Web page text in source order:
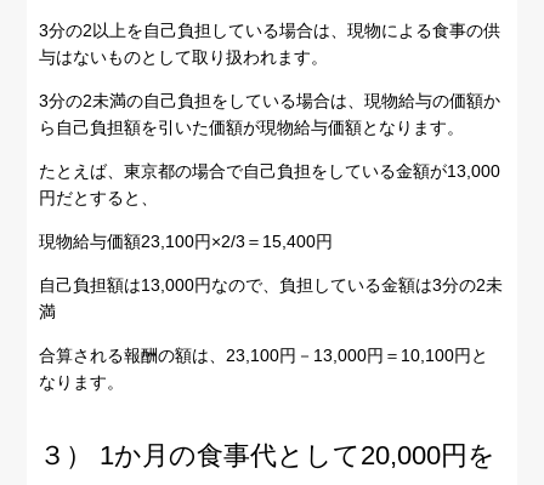
3分の2以上を自己負担している場合は、現物による食事の供
与はないものとして取り扱われます。
3分の2未満の自己負担をしている場合は、現物給与の価額か
ら自己負担額を引いた価額が現物給与価額となります。
たとえば、東京都の場合で自己負担をしている金額が13,000
円だとすると、
現物給与価額23,100円×2/3＝15,400円
自己負担額は13,000円なので、負担している金額は3分の2未
満
合算される報酬の額は、23,100円－13,000円＝10,100円と
なります。
３） 1か月の食事代として20,000円を